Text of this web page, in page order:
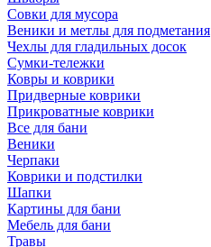
Совки для мусора
Веники и метлы для подметания
Чехлы для гладильных досок
Сумки-тележки
Ковры и коврики
Придверные коврики
Прикроватные коврики
Все для бани
Веники
Черпаки
Коврики и подстилки
Шапки
Картины для бани
Мебель для бани
Травы